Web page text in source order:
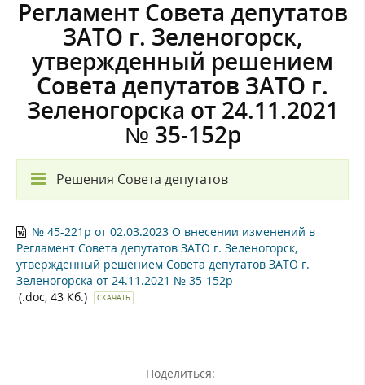
Регламент Совета депутатов
ЗАТО г. Зеленогорск,
утвержденный решением
Совета депутатов ЗАТО г.
Зеленогорска от 24.11.2021
№ 35-152р
Решения Совета депутатов
№ 45-221р от 02.03.2023 О внесении изменений в
Регламент Совета депутатов ЗАТО г. Зеленогорск,
утвержденный решением Совета депутатов ЗАТО г.
Зеленогорска от 24.11.2021 № 35-152р
(.doc, 43 Кб.)
СКАЧАТЬ
Поделиться: